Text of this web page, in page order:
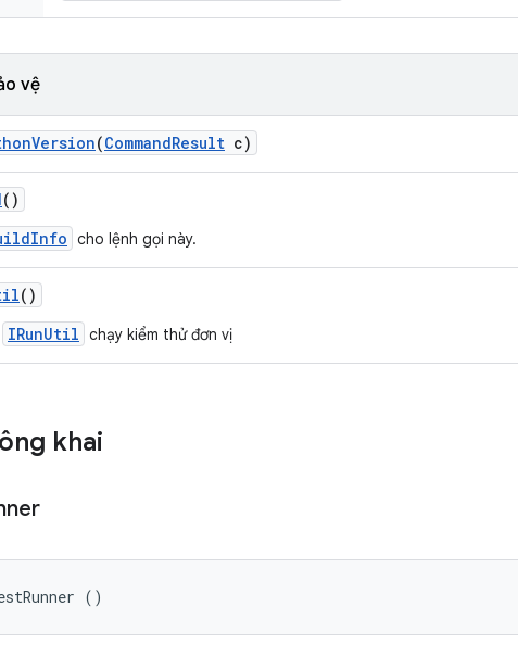
vệ
Version(CommandResult c)
()
cho lệnh gọi này.
()
IRunUtil chạy kiểm thử đơn vị
khai
()